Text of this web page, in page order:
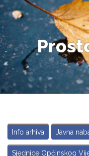
Info arhiva Javna
Sjednice Općinskog